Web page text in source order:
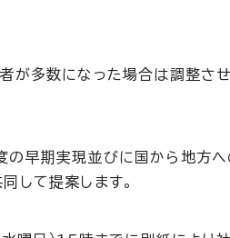
が多数になった場合は調整さ
の早期実現並びに国から地方
して提案します。